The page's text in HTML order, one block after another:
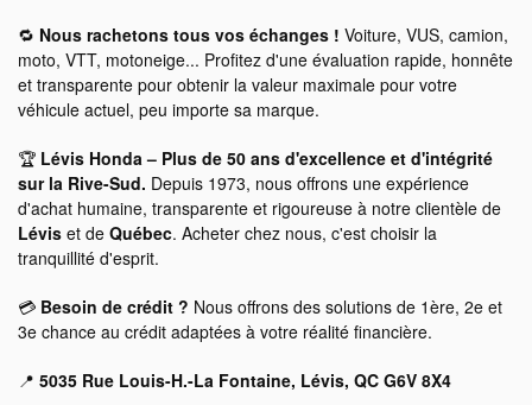
🔁 Nous rachetons tous vos échanges ! Voiture, VUS, camion,
moto, VTT, motoneige... Profitez d'une évaluation rapide, honnête
et transparente pour obtenir la valeur maximale pour votre
véhicule actuel, peu importe sa marque.
🏆 Lévis Honda – Plus de 50 ans d'excellence et d'intégrité
sur la Rive-Sud. Depuis 1973, nous offrons une expérience
d'achat humaine, transparente et rigoureuse à notre clientèle de
Lévis et de Québec. Acheter chez nous, c'est choisir la
tranquillité d'esprit.
💳 Besoin de crédit ? Nous offrons des solutions de 1ère, 2e et
3e chance au crédit adaptées à votre réalité financière.
📍 5035 Rue Louis-H.-La Fontaine, Lévis, QC G6V 8X4